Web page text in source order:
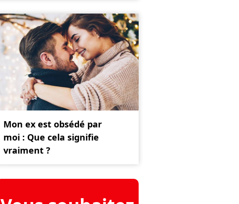
Mon ex est obsédé par
moi : Que cela signifie
vraiment ?